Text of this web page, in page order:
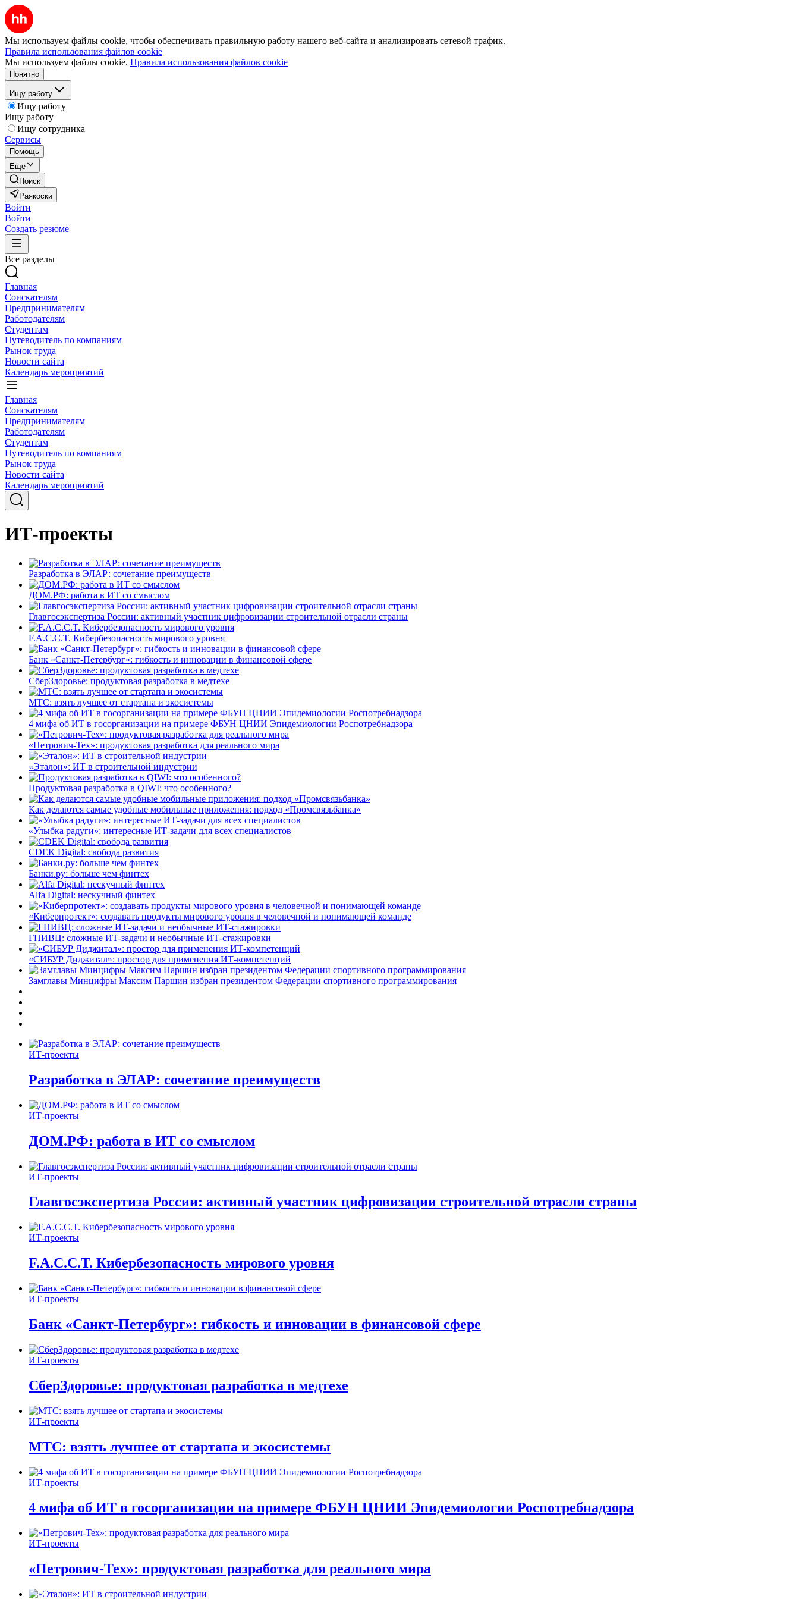
Мы используем файлы cookie, чтобы обеспечивать правильную работу нашего веб-сайта и анализировать сетевой трафик.
Правила использования файлов cookie
Мы используем файлы cookie. Правила использования файлов cookie
Понятно
Ищу работу
Ищу работу
Ищу работу
Ищу сотрудника
Сервисы
Помощь
Ещё
Поиск
Раякоски
Войти
Войти
Создать резюме
Все разделы
Главная
Соискателям
Предпринимателям
Работодателям
Студентам
Путеводитель по компаниям
Рынок труда
Новости сайта
Календарь мероприятий
Главная
Соискателям
Предпринимателям
Работодателям
Студентам
Путеводитель по компаниям
Рынок труда
Новости сайта
Календарь мероприятий
ИТ-проекты
Разработка в ЭЛАР: сочетание преимуществ
ДОМ.РФ: работа в ИТ со смыслом
Главгосэкспертиза России: активный участник цифровизации строительной отрасли страны
F.A.C.C.T. Кибербезопасность мирового уровня
Банк «Санкт-Петербург»: гибкость и инновации в финансовой сфере
СберЗдоровье: продуктовая разработка в медтехе
МТС: взять лучшее от стартапа и экосистемы
4 мифа об ИТ в госорганизации на примере ФБУН ЦНИИ Эпидемиологии Роспотребнадзора
«Петрович-Тех»: продуктовая разработка для реального мира
«Эталон»: ИТ в строительной индустрии
Продуктовая разработка в QIWI: что особенного?
Как делаются самые удобные мобильные приложения: подход «Промсвязьбанка»
«Улыбка радуги»: интересные ИТ-задачи для всех специалистов
CDEK Digital: свобода развития
Банки.ру: больше чем финтех
Alfa Digital: нескучный финтех
«Киберпротект»: создавать продукты мирового уровня в человечной и понимающей команде
ГНИВЦ: сложные ИТ‑задачи и необычные ИТ‑стажировки
«СИБУР Диджитал»: простор для применения ИТ-компетенций
Замглавы Минцифры Максим Паршин избран президентом Федерации спортивного программирования
ИТ-проекты
Разработка в ЭЛАР: сочетание преимуществ
ИТ-проекты
ДОМ.РФ: работа в ИТ со смыслом
ИТ-проекты
Главгосэкспертиза России: активный участник цифровизации строительной отрасли страны
ИТ-проекты
F.A.C.C.T. Кибербезопасность мирового уровня
ИТ-проекты
Банк «Санкт-Петербург»: гибкость и инновации в финансовой сфере
ИТ-проекты
СберЗдоровье: продуктовая разработка в медтехе
ИТ-проекты
МТС: взять лучшее от стартапа и экосистемы
ИТ-проекты
4 мифа об ИТ в госорганизации на примере ФБУН ЦНИИ Эпидемиологии Роспотребнадзора
ИТ-проекты
«Петрович-Тех»: продуктовая разработка для реального мира